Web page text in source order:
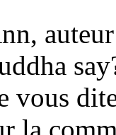
auteur
vous
la